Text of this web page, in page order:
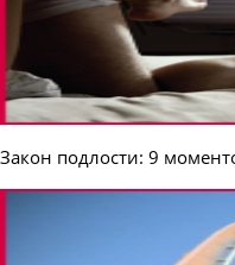
Закон подлости: 9